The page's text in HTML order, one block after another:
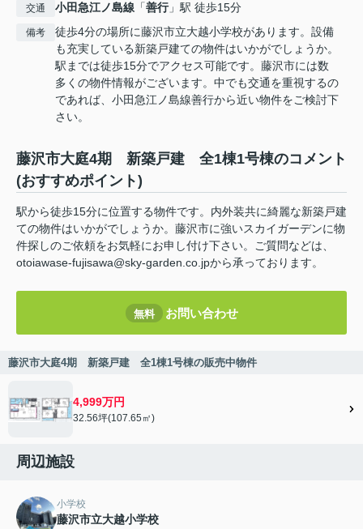
交通 小田急江ノ島線 「善行」駅 徒歩15分
備考
徒歩4分の場所に藤沢市立大越小学校があります。設備
も充実している新築戸建ての物件はいかがでしょうか。
駅までは徒歩15分でアクセス可能です。藤沢市には数
多くの物件情報がございます。中でも交通を重視するの
であれば、小田急江ノ島線善行から近い物件をご検討下
さい。
藤沢市大庭4期 新築戸建 全1棟1号棟のコメント
(おすすめポイント)
駅から徒歩15分に位置する物件です。内外装共に綺麗な新築戸建
ての物件はいかがでしょうか。藤沢市に強いスカイガーデンに物
件探しのご依頼をお気軽にお申し付け下さい。ご質問などは、
otoiawase-fujisawa@sky-garden.co.jpから承っております。
無料 お問い合わせ
藤沢市大庭4期 新築戸建 全1棟1号棟の販売中物件
4,999万円
32.56坪(107.65㎡)
周辺施設
小学校
藤沢市立大越小学校